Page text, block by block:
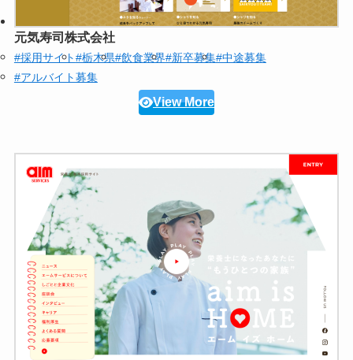
元気寿司株式会社
#採用サイト#栃木県#飲食業界#新卒募集#中途募集
#アルバイト募集
View More